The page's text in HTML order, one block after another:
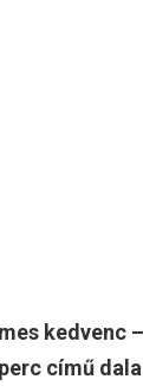
kedvenc
című dala